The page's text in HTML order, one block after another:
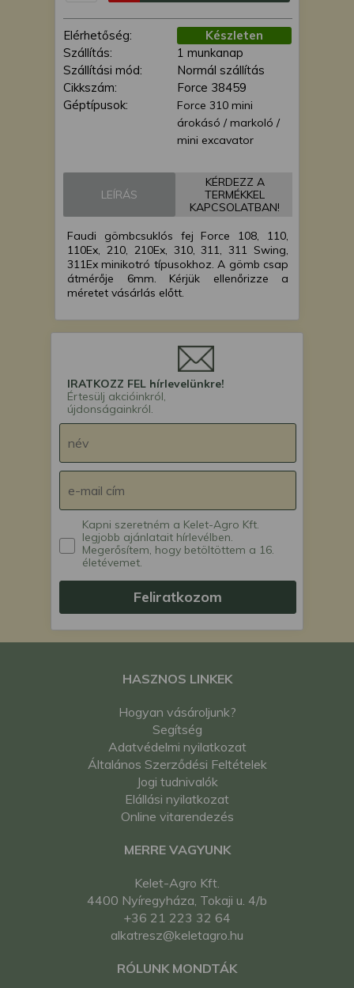
Elérhetőség:
Készleten
Szállítás:
1 munkanap
Szállítási mód:
Normál szállítás
Cikkszám:
Force 38459
Géptípusok:
Force 310 mini
árokásó / markoló /
mini excavator
LEÍRÁS
KÉRDEZZ A
TERMÉKKEL
KAPCSOLATBAN!
Faudi gömbcsuklós fej Force 108, 110,
110Ex, 210, 210Ex, 310, 311, 311 Swing,
311Ex minikotró típusokhoz. A gömb csap
átmérője 6mm. Kérjük ellenőrizze a
méretet vásárlás előtt.
IRATKOZZ FEL hírlevelünkre!
Értesülj akcióinkról,
újdonságainkról.
Kapni szeretném a Kelet-Agro Kft.
legjobb ajánlatait hírlevélben.
Megerősítem, hogy betöltöttem a 16.
életévemet.
Feliratkozom
HASZNOS LINKEK
Hogyan vásároljunk?
Segítség
Adatvédelmi nyilatkozat
Általános Szerződési Feltételek
Jogi tudnivalók
Elállási nyilatkozat
Online vitarendezés
MERRE VAGYUNK
Kelet-Agro Kft.
4400 Nyíregyháza, Tokaji u. 4/b
+36 21 223 32 64
alkatresz@keletagro.hu
RÓLUNK MONDTÁK
lehetőségként a hozzájárulás
megadása vagy elutasítása előtt
részletesebb információkhoz juthat, és
megváltoztathatja beállításait. Felhívjuk
figyelmét, hogy személyes adatainak
bizonyos kezeléséhez nem feltétlenül
szükséges az Ön hozzájárulása, de
jogában áll tiltakozni az ilyen jellegű
adatkezelés ellen. A beállításai csak erre
webhelyre visszatérve vagy az
adatvédelmi szabályzatunk segítségével
bármikor megváltoztathatja a
beállításait.